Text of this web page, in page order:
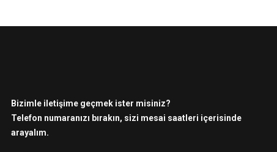
Bizimle iletişime geçmek ister misiniz?
Telefon numaranızı bırakın, sizi mesai saatleri içerisinde
arayalım.